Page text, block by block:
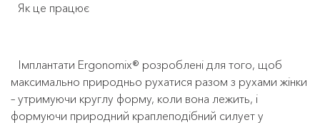
Як це працює
Імплантати Ergonomix® розроблені для того, щоб
максимально природньо рухатися разом з рухами жінки
– утримуючи круглу форму, коли вона лежить, і
формуючи природний краплеподібний силует у